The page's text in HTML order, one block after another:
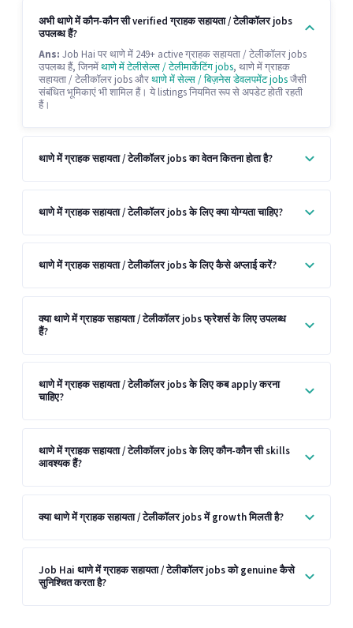
अभी थाणे में कौन-कौन सी verified ग्राहक सहायता / टेलीकॉलर jobs
उपलब्ध हैं?
Ans: Job Hai पर थाणे में 249+ active ग्राहक सहायता / टेलीकॉलर jobs
उपलब्ध हैं, जिनमेंथाणे में टेलीसेल्स / टेलीमार्केटिंग jobs, थाणे में ग्राहक
सहायता / टेलीकॉलर jobs औरथाणे में सेल्स / बिज़नेस डेवलपमेंट jobsजैसी
संबंधित भूमिकाएं भी शामिल हैं। ये listings नियमित रूप से अपडेट होती रहती
हैं।
थाणे में ग्राहक सहायता / टेलीकॉलर jobs का वेतन कितना होता है?
थाणे में ग्राहक सहायता / टेलीकॉलर jobs के लिए क्या योग्यता चाहिए?
थाणे में ग्राहक सहायता / टेलीकॉलर jobs के लिए कैसे अप्लाई करें?
क्या थाणे में ग्राहक सहायता / टेलीकॉलर jobs फ्रेशर्स के लिए उपलब्ध
हैं?
थाणे में ग्राहक सहायता / टेलीकॉलर jobs के लिए कब apply करना
चाहिए?
थाणे में ग्राहक सहायता / टेलीकॉलर jobs के लिए कौन-कौन सी skills
आवश्यक हैं?
क्या थाणे में ग्राहक सहायता / टेलीकॉलर jobs में growth मिलती है?
Job Hai थाणे में ग्राहक सहायता / टेलीकॉलर jobs को genuine कैसे
सुनिश्चित करता है?